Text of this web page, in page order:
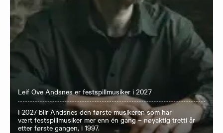
Leif Ove Andsnes er festspillmusiker i 2027
I 2027 blir Andsnes den første musikeren som har
vært festspillmusiker mer enn én gang – nøyaktig tretti år
etter første gangen, i 1997.